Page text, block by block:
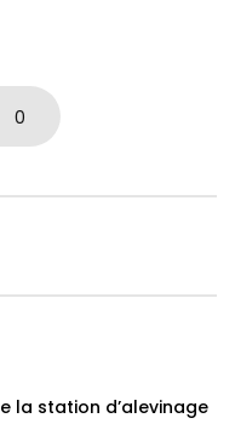
0
la station d’alevinage